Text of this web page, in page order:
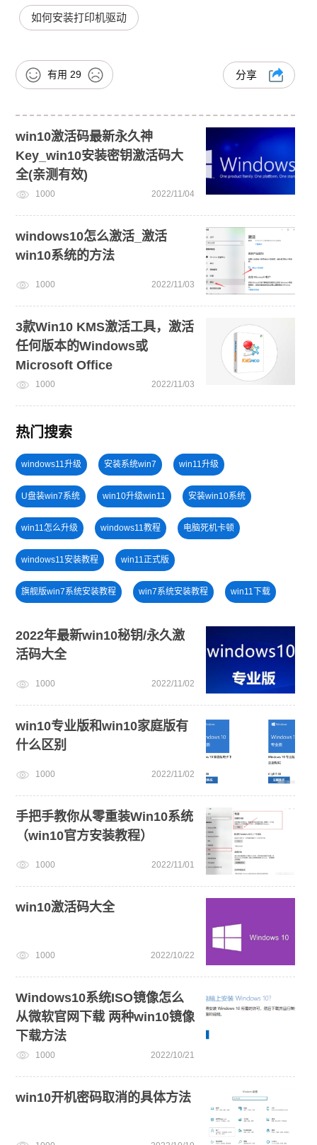
如何安装打印机驱动
有用 29 分享
win10激活码最新永久神
Key_win10安装密钥激活码大
全(亲测有效)
1000 2022/11/04
windows10怎么激活_激活
win10系统的方法
1000 2022/11/03
3款Win10 KMS激活工具，激活
任何版本的Windows或
Microsoft Office
1000 2022/11/03
热门搜索
windows11升级 安装系统win7 win11升级
U盘装win7系统 win10升级win11 安装win10系统
win11怎么升级 windows11教程 电脑死机卡顿
windows11安装教程 win11正式版
旗舰版win7系统安装教程 win7系统安装教程 win11下载
小白一键重装系统win10教程 win11怎么退回win10
win11系统下载 win11系统重装
2022年最新win10秘钥/永久激
活码大全
1000 2022/11/02
win10专业版和win10家庭版有
什么区别
1000 2022/11/02
手把手教你从零重装Win10系统
（win10官方安装教程）
1000 2022/11/01
win10激活码大全
1000 2022/10/22
Windows10系统ISO镜像怎么
从微软官网下载 两种win10镜像
下载方法
1000 2022/10/21
win10开机密码取消的具体方法